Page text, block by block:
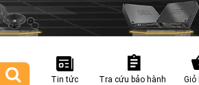
Tin tức Tra cứu bảo hành Giỏ